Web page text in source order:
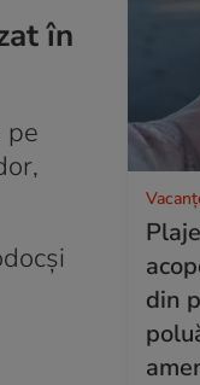
în
pe
din